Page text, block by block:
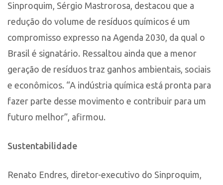
Sinproquim, Sérgio Mastrorosa, destacou que a
redução do volume de resíduos químicos é um
compromisso expresso na Agenda 2030, da qual o
Brasil é signatário. Ressaltou ainda que a menor
geração de resíduos traz ganhos ambientais, sociais
e econômicos. “A indústria química está pronta para
fazer parte desse movimento e contribuir para um
futuro melhor”, afirmou.
Sustentabilidade
Renato Endres, diretor-executivo do Sinproquim,